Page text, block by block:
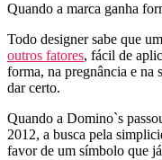
Quando a marca ganha
Todo designer sabe que
outros fatores, fácil de
forma, na pregnância e na
dar certo.
Quando a Domino`s
2012, a busca pela
favor de um símbolo que